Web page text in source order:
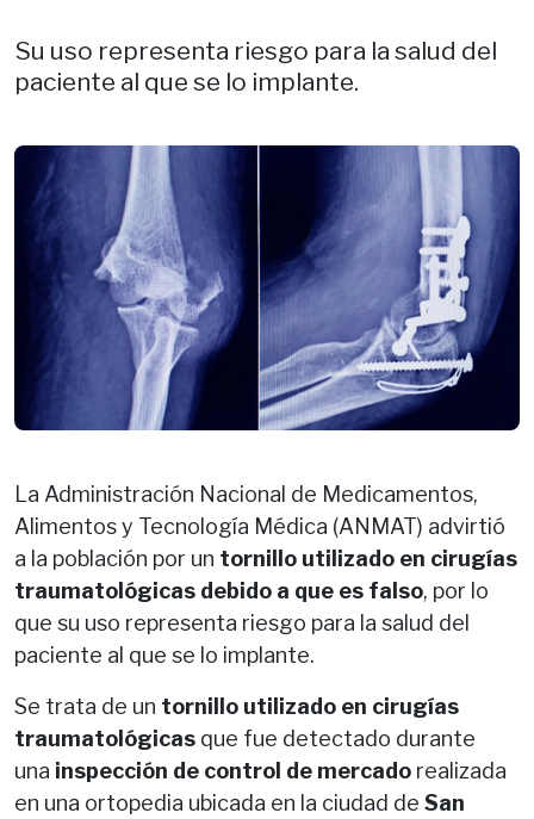
Su uso representa riesgo para la salud del
paciente al que se lo implante.
La Administración Nacional de Medicamentos,
Alimentos y Tecnología Médica (ANMAT) advirtió
a la población por un tornillo utilizado en cirugías
traumatológicas debido a que es falso, por lo
que su uso representa riesgo para la salud del
paciente al que se lo implante.
Se trata de un tornillo utilizado en cirugías
traumatológicas que fue detectado durante
una inspección de control de mercado realizada
en una ortopedia ubicada en la ciudad de San